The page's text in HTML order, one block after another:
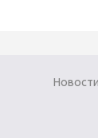
Новости